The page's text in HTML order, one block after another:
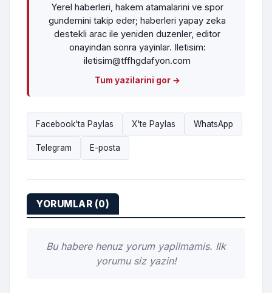
Yerel haberleri, hakem atamalarini ve spor
gundemini takip eder; haberleri yapay zeka
destekli arac ile yeniden duzenler, editor
onayindan sonra yayinlar. Iletisim:
iletisim@tffhgdafyon.com
Tum yazilarini gor →
Facebook'ta Paylas X'te Paylas WhatsApp
Telegram E-posta
YORUMLAR (0)
Bu habere henuz yorum yapilmamis. Ilk
yorumu siz yazin!